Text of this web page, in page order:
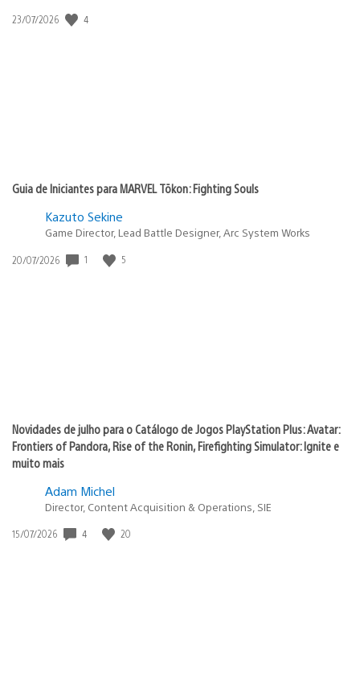
Data
23/07/2026 4
Guia de Iniciantes para MARVEL Tōkon: Fighting Souls
Kazuto Sekine
Game Director, Lead Battle Designer, Arc System Works
Data
20/07/2026 1 5
Novidades de julho para o Catálogo de Jogos PlayStation Plus: Avatar:
Frontiers of Pandora, Rise of the Ronin, Firefighting Simulator: Ignite e
muito mais
Adam Michel
Director, Content Acquisition & Operations, SIE
Data
15/07/2026 4 20